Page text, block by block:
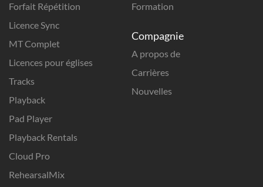
Forfait Répétition
Licence Sync
MT Complet
Licences pour églises
Tracks
Playback
Pad Player
Playback Rentals
Cloud Pro
RehearsalMix
Formation
Compagnie
A propos de
Carrières
Nouvelles